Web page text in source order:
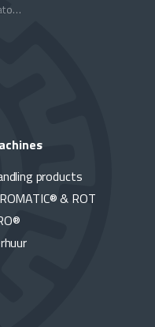
HB-HE
products
& ROT